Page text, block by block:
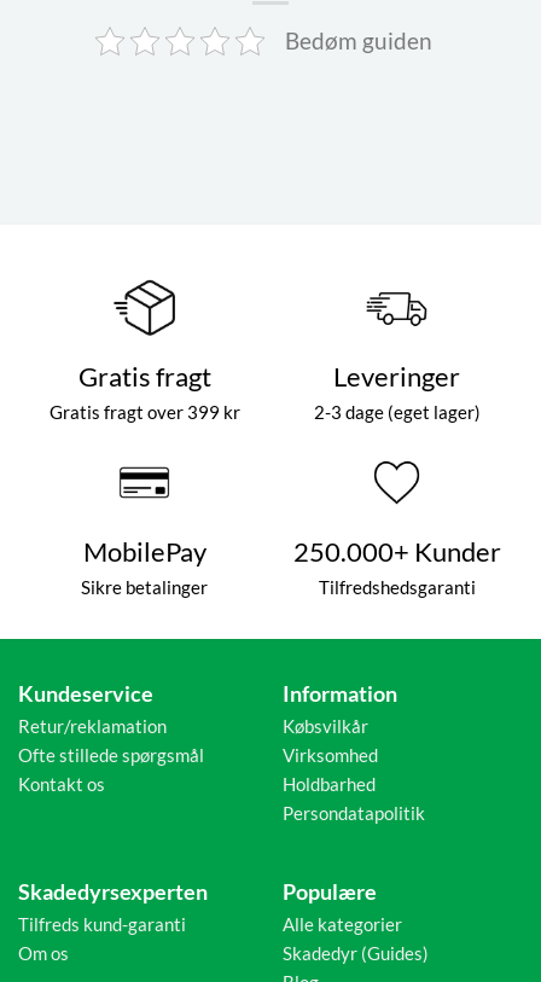
Bedøm guiden
Gratis fragt
Gratis fragt over 399 kr
Leveringer
2-3 dage (eget lager)
MobilePay
Sikre betalinger
250.000+ Kunder
Tilfredshedsgaranti
Kundeservice
Retur/reklamation
Ofte stillede spørgsmål
Kontakt os
Information
Købsvilkår
Virksomhed
Holdbarhed
Persondatapolitik
Skadedyrsexperten
Tilfreds kund-garanti
Om os
Populære
Alle kategorier
Skadedyr (Guides)